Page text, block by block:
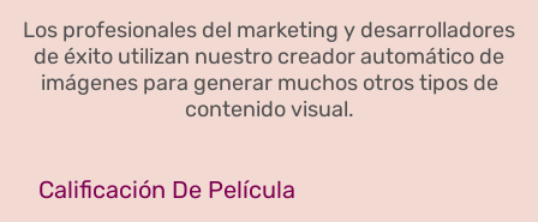
Los profesionales del marketing y desarrolladores
de éxito utilizan nuestro creador automático de
imágenes para generar muchos otros tipos de
contenido visual.
Calificación De Película